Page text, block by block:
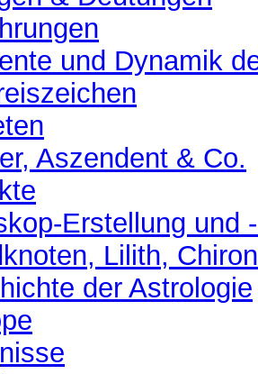
und Dynamik
Aszendent & Co.
Erstellung und
Lilith,
der Astrologie